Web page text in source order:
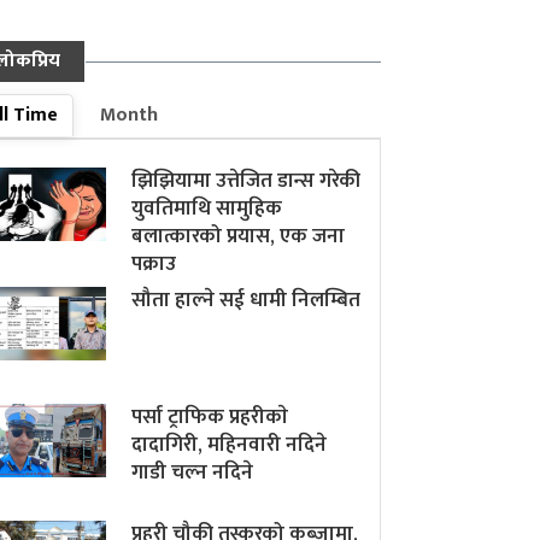
Time
Month
झिझियामा उत्तेजित डान्स गरेकी
युवतिमाथि सामुहिक
बलात्कारको प्रयास, एक जना
पक्राउ
सौता हाल्ने सई धामी निलम्बित
पर्सा ट्राफिक प्रहरीकाे
दादागिरी, महिनवारी नदिने
गाडी चल्न नदिने